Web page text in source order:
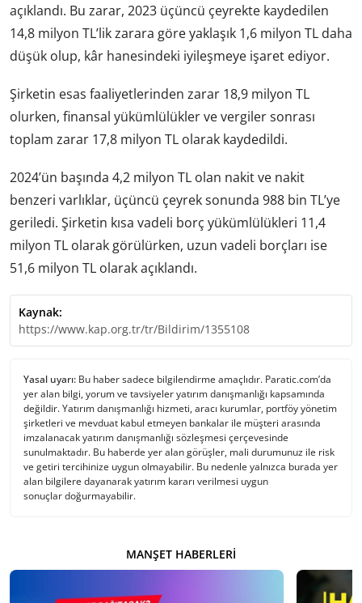
açıklandı. Bu zarar, 2023 üçüncü çeyrekte kaydedilen
14,8 milyon TL’lik zarara göre yaklaşık 1,6 milyon TL daha
düşük olup, kâr hanesindeki iyileşmeye işaret ediyor.
Şirketin esas faaliyetlerinden zarar 18,9 milyon TL
olurken, finansal yükümlülükler ve vergiler sonrası
toplam zarar 17,8 milyon TL olarak kaydedildi.
2024’ün başında 4,2 milyon TL olan nakit ve nakit
benzeri varlıklar, üçüncü çeyrek sonunda 988 bin TL’ye
geriledi. Şirketin kısa vadeli borç yükümlülükleri 11,4
milyon TL olarak görülürken, uzun vadeli borçları ise
51,6 milyon TL olarak açıklandı.
Kaynak:
https://www.kap.org.tr/tr/Bildirim/1355108
Yasal uyarı: Bu haber sadece bilgilendirme amaçlıdır. Paratic.com’da
yer alan bilgi, yorum ve tavsiyeler yatırım danışmanlığı kapsamında
değildir. Yatırım danışmanlığı hizmeti, aracı kurumlar, portföy yönetim
şirketleri ve mevduat kabul etmeyen bankalar ile müşteri arasında
imzalanacak yatırım danışmanlığı sözleşmesi çerçevesinde
sunulmaktadır. Bu haberde yer alan görüşler, mali durumunuz ile risk
ve getiri tercihinize uygun olmayabilir. Bu nedenle yalnızca burada yer
alan bilgilere dayanarak yatırım kararı verilmesi uygun
sonuçlar doğurmayabilir.
MANŞET HABERLERI